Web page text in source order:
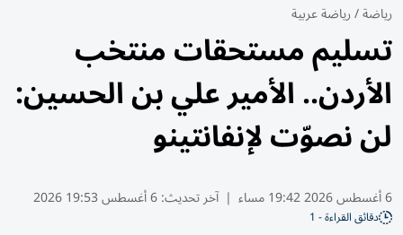
رياضة/رياضة عربية
تسليم مستحقات منتخب
الأردن.. الأمير علي بن الحسين:
لن نصوّت لإنفانتينو
6 أغسطس 2026 19:42 مساء | آخر تحديث:6 أغسطس 19:53 2026
دقائق القراءة - 1